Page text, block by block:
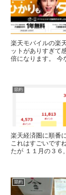
楽天モバイルの楽
ットがありすぎて
倍になります。 今
節約
楽天経済圏に順番
これはすごいです
たが １１月の３６
節約